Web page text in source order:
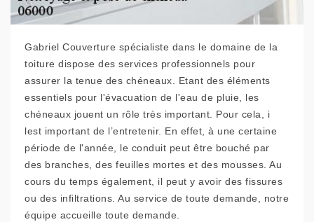
Gabriel Couverture spécialiste dans le domaine de la
toiture dispose des services professionnels pour
assurer la tenue des chéneaux. Etant des éléments
essentiels pour l'évacuation de l'eau de pluie, les
chéneaux jouent un rôle très important. Pour cela, i
lest important de l’entretenir. En effet, à une certaine
période de l'année, le conduit peut être bouché par
des branches, des feuilles mortes et des mousses. Au
cours du temps également, il peut y avoir des fissures
ou des infiltrations. Au service de toute demande, notre
équipe accueille toute demande.